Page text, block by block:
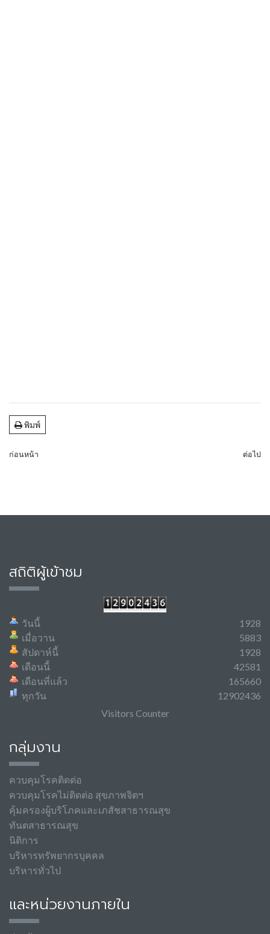
พิมพ์
ก่อนหน้า ต่อไป
สถิติผู้เข้าชม
วันนี้
เมื่อวาน
สัปดาห์นี้
เดือนนี้
เดือนที่แล้ว
ทุกวัน
1928
5883
1928
42581
165660
12902436
Visitors Counter
กลุ่มงาน
ควบคุมโรคติดต่อ
ควบคุมโรคไม่ติดต่อ สุขภาพจิตฯ
คุ้มครองผู้บริโภคและเภสัชสาธารณสุข
ทันตสาธารณสุข
นิติการ
บริหารทรัพยากรบุคคล
บริหารทั่วไป
และหน่วยงานภายใน